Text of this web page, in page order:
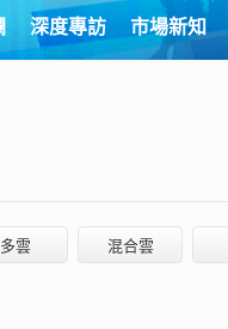
深度專訪 市場新知
多雲 混合雲